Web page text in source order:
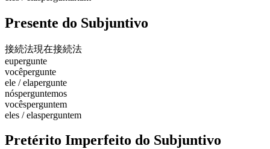
Presente do Subjuntivo
接続法現在接続法
eupergunte
vocêpergunte
ele / elapergunte
nósperguntemos
vocêsperguntem
eles / elasperguntem
Pretérito Imperfeito do Subjuntivo